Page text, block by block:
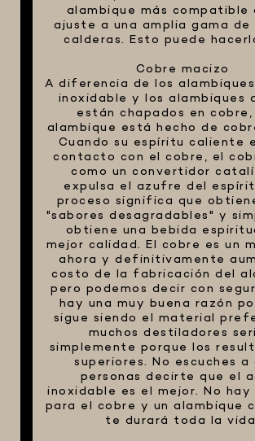
alambique más compatible
ajuste a una amplia gama
calderas. Esto puede
Cobre macizo
A diferencia de los
inoxidable y los alambiques
están chapados en
alambique está hecho de
Cuando su espíritu caliente
contacto con el cobre, el
como un convertidor
expulsa el azufre del
proceso significa que
"sabores desagradables" y
obtiene una bebida
mejor calidad. El cobre es un
ahora y definitivamente
costo de la fabricación del
pero podemos decir con
hay una muy buena razón
sigue siendo el material
muchos destiladores
simplemente porque los
superiores. No escuches a
personas decirte que el
inoxidable es el mejor. No
para el cobre y un alambique
te durará toda la